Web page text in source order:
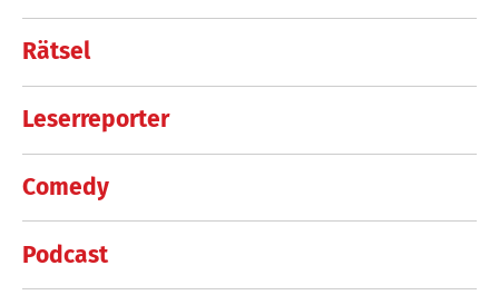
Rätsel
Leserreporter
Comedy
Podcast